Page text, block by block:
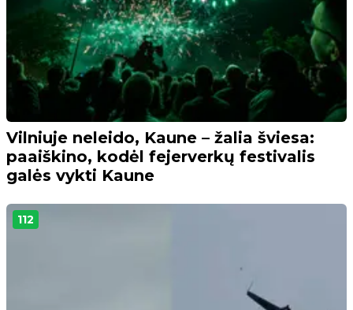
Vilniuje neleido, Kaune – žalia šviesa:
paaiškino, kodėl fejerverkų festivalis
galės vykti Kaune
112